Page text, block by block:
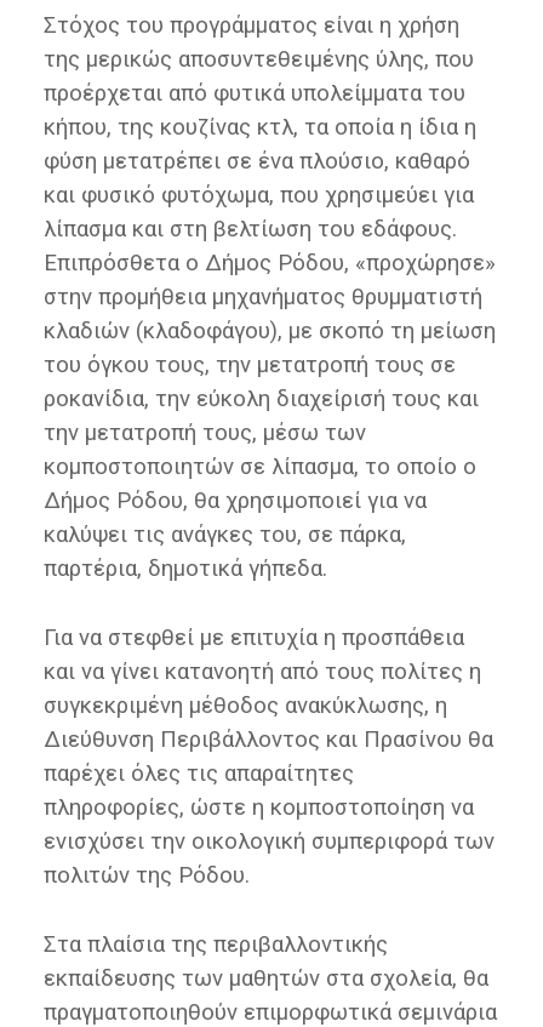
Στόχος του προγράμματος είναι η χρήση
της μερικώς αποσυντεθειμένης ύλης, που
προέρχεται από φυτικά υπολείμματα του
κήπου, της κουζίνας κτλ, τα οποία η ίδια η
φύση μετατρέπει σε ένα πλούσιο, καθαρό
και φυσικό φυτόχωμα, που χρησιμεύει για
λίπασμα και στη βελτίωση του εδάφους.
Επιπρόσθετα ο Δήμος Ρόδου, «προχώρησε»
στην προμήθεια μηχανήματος θρυμματιστή
κλαδιών (κλαδοφάγου), με σκοπό τη μείωση
του όγκου τους, την μετατροπή τους σε
ροκανίδια, την εύκολη διαχείρισή τους και
την μετατροπή τους, μέσω των
κομποστοποιητών σε λίπασμα, το οποίο ο
Δήμος Ρόδου, θα χρησιμοποιεί για να
καλύψει τις ανάγκες του, σε πάρκα,
παρτέρια, δημοτικά γήπεδα.
Για να στεφθεί με επιτυχία η προσπάθεια
και να γίνει κατανοητή από τους πολίτες η
συγκεκριμένη μέθοδος ανακύκλωσης, η
Διεύθυνση Περιβάλλοντος και Πρασίνου θα
παρέχει όλες τις απαραίτητες
πληροφορίες, ώστε η κομποστοποίηση να
ενισχύσει την οικολογική συμπεριφορά των
πολιτών της Ρόδου.
Στα πλαίσια της περιβαλλοντικής
εκπαίδευσης των μαθητών στα σχολεία, θα
πραγματοποιηθούν επιμορφωτικά σεμινάρια